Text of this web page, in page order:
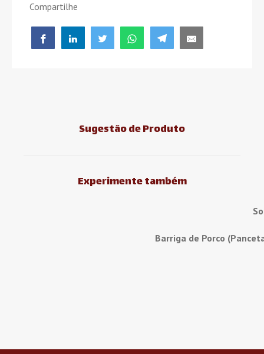
Compartilhe
Sugestão de Produto
Experimente também
Barriga de Porco